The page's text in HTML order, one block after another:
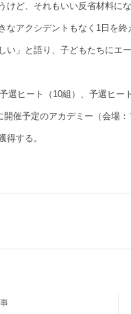
けど、それもいい反省材料に
なアクシデントもなく1日を
い」と語り、子どもたちにエー
選ヒート（10組）、予選ヒ
開催予定のアカデミー（会場
得する。